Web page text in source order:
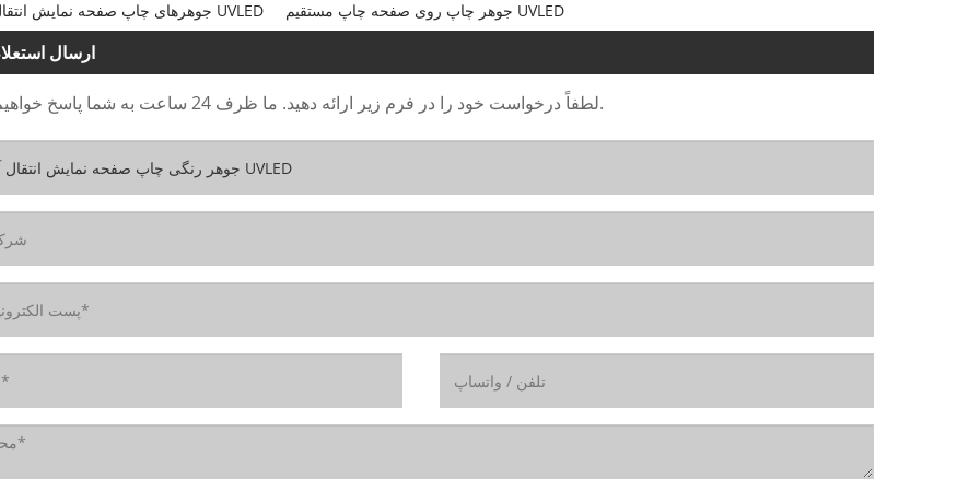
جوهرهای چاپ صفحه نمایش انتقال آب UVLED جوهر چاپ روی صفحه چاپ مستقیم UVLED
ارسال
لطفاً درخواست خود را در فرم زیر ارائه دهید. ما ظرف 24 ساعت به شما پاسخ خواهیم داد.